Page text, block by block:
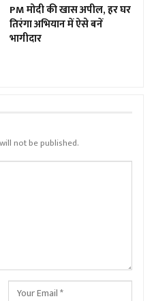
PM मोदी की खास अपील, हर घर
तिरंगा अभियान में ऐसे बनें
भागीदार
not be published.